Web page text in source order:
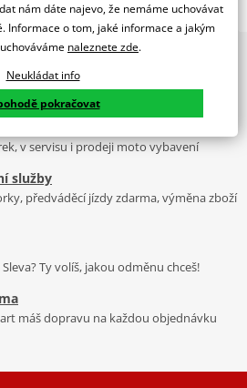
(ATV)
společnost dodávající
produkty jsou vyráběny a dodávány
lidmi kteří opravdu rozumějí
značky All Balls Racing
showroom
servis, oblečení, doplňky i náhradní
a Liberci
v servisu i prodeji moto vybavení
služby
předváděcí jízdy zdarma, výměna zboží
Sleva? Ty volíš, jakou odměnu chceš!
máš dopravu na každou objednávku
nám dáte najevo, že nemáme uchovávat
Informace o tom, jaké informace a jakým
naleznete zde.
Neukládat info
pokračovat